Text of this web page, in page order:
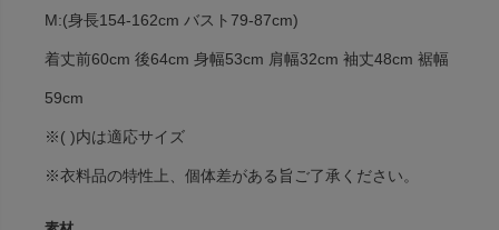
M:(身長154-162cm バスト79-87cm)
着丈前60cm 後64cm 身幅53cm 肩幅32cm 袖丈48cm 裾幅
59cm
※( )内は適応サイズ
※衣料品の特性上、個体差がある旨ご了承ください。